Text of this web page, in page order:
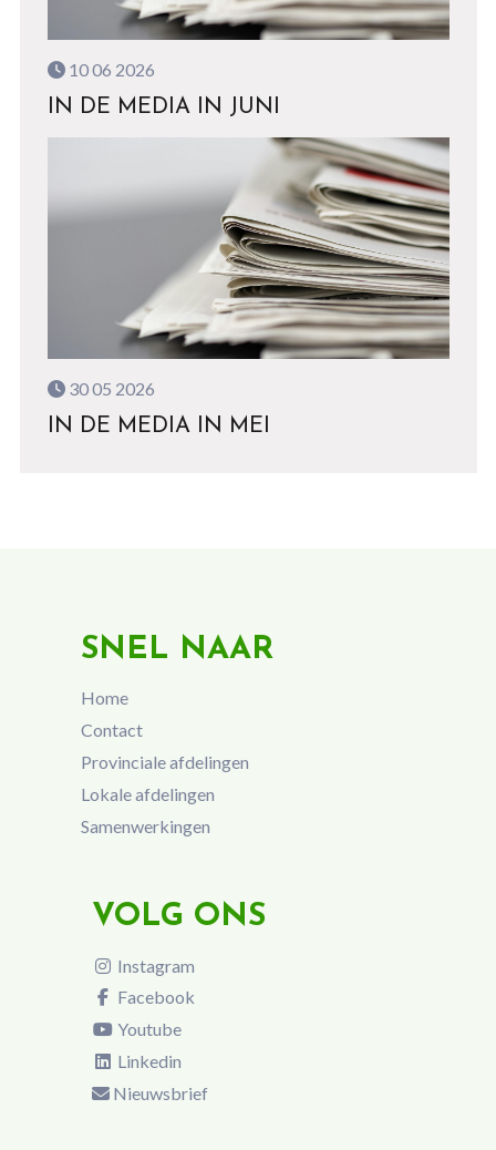
10 06 2026
IN DE MEDIA IN JUNI
30 05 2026
IN DE MEDIA IN MEI
SNEL NAAR
Home
Contact
Provinciale afdelingen
Lokale afdelingen
Samenwerkingen
VOLG ONS
Instagram
Facebook
Youtube
Linkedin
Nieuwsbrief